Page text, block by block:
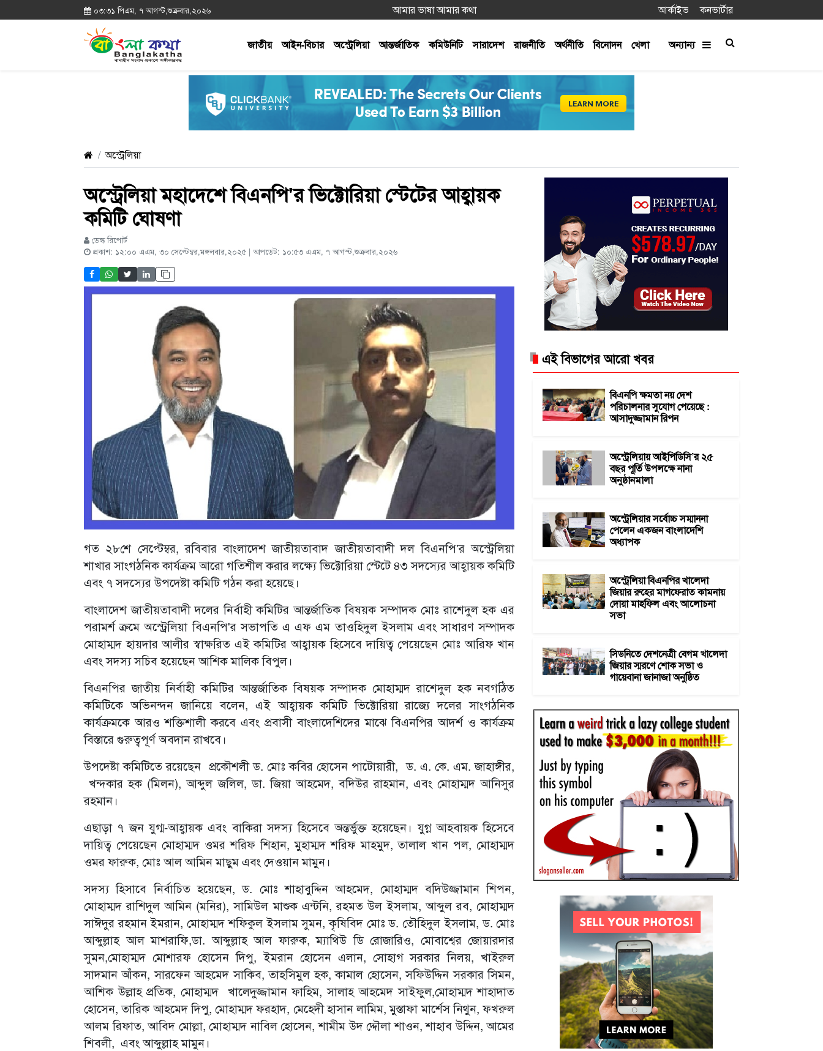
০৩:৩১ পিএম, ৭ আগস্ট,শুক্রবার,২০২৬ আমার ভাষা আমার কথা আর্কাইভ কনভার্টার
জাতীয় আইন-বিচার অস্ট্রেলিয়া আন্তর্জাতিক কমিউনিটি সারাদেশ রাজনীতি অর্থনীতি বিনোদন খেলা অন্যান্য
অস্ট্রেলিয়া
অস্ট্রেলিয়া মহাদেশে বিএনপি'র ভিক্টোরিয়া স্টেটের আহ্বায়ক
কমিটি ঘোষণা
ডেস্ক রিপোর্ট
প্রকাশ: ১২:০০ এএম, ৩০ সেপ্টেম্বর,মঙ্গলবার,২০২৫ | আপডেট: ১০:৫৩ এএম, ৭ আগস্ট,শুক্রবার,২০২৬
গত ২৮শে সেপ্টেম্বর, রবিবার বাংলাদেশ জাতীয়তাবাদ জাতীয়তাবাদী দল বিএনপি'র অস্ট্রেলিয়া
শাখার সাংগঠনিক কার্যক্রম আরো গতিশীল করার লক্ষ্যে ভিক্টোরিয়া স্টেটে ৪৩ সদস্যের আহ্বায়ক কমিটি
এবং ৭ সদস্যের উপদেষ্টা কমিটি গঠন করা হয়েছে।
বাংলাদেশ জাতীয়তাবাদী দলের নির্বাহী কমিটির আন্তর্জাতিক বিষয়ক সম্পাদক মোঃ রাশেদুল হক এর
পরামর্শ ক্রমে অস্ট্রেলিয়া বিএনপি'র সভাপতি এ এফ এম তাওহিদুল ইসলাম এবং সাধারণ সম্পাদক
মোহাম্মদ হায়দার আলীর স্বাক্ষরিত এই কমিটির আহ্বায়ক হিসেবে দায়িত্ব পেয়েছেন মোঃ আরিফ খান
এবং সদস্য সচিব হয়েছেন আশিক মালিক বিপুল।
বিএনপির জাতীয় নির্বাহী কমিটির আন্তর্জাতিক বিষয়ক সম্পাদক মোহাম্মদ রাশেদুল হক নবগঠিত
কমিটিকে অভিনন্দন জানিয়ে বলেন, এই আহ্বায়ক কমিটি ভিক্টোরিয়া রাজ্যে দলের সাংগঠনিক
কার্যক্রমকে আরও শক্তিশালী করবে এবং প্রবাসী বাংলাদেশিদের মাঝে বিএনপির আদর্শ ও কার্যক্রম
বিস্তারে গুরুত্বপূর্ণ অবদান রাখবে।
উপদেষ্টা কমিটিতে রয়েছেন প্রকৌশলী ড. মোঃ কবির হোসেন পাটোয়ারী, ড. এ. কে. এম. জাহাঙ্গীর,
খন্দকার হক (মিলন), আব্দুল জলিল, ডা. জিয়া আহমেদ, বদিউর রাহমান, এবং মোহাম্মদ আনিসুর
রহমান।
এছাড়া ৭ জন যুগ্ম-আহ্বায়ক এবং বাকিরা সদস্য হিসেবে অন্তর্ভুক্ত হয়েছেন। যুগ্ন আহবায়ক হিসেবে
দায়িত্ব পেয়েছেন মোহাম্মদ ওমর শরিফ শিহান, মুহাম্মদ শরিফ মাহমুদ, তালাল খান পল, মোহাম্মদ
ওমর ফারুক, মোঃ আল আমিন মাছুম এবং দেওয়ান মামুন।
সদস্য হিসাবে নির্বাচিত হয়েছেন, ড. মোঃ শাহাবুদ্দিন আহমেদ, মোহাম্মদ বদিউজ্জামান শিপন,
মোহাম্মদ রাশিদুল আমিন (মনির), সামিউল মাশুক এন্টনি, রহমত উল ইসলাম, আব্দুল রব, মোহাম্মদ
সাঈদুর রহমান ইমরান, মোহাম্মদ শফিকুল ইসলাম সুমন, কৃষিবিদ মোঃ ড. তৌহিদুল ইসলাম, ড. মোঃ
আব্দুল্লাহ আল মাশরাফি,ডা. আব্দুল্লাহ আল ফারুক, ম্যাথিউ ডি রোজারিও, মোবাশ্বের জোয়ারদার
সুমন,মোহাম্মদ মোশারফ হোসেন দিপু, ইমরান হোসেন এলান, সোহাগ সরকার নিলয়, খাইরুল
সাদমান আঁকন, সারফেন আহমেদ সাকিব, তাহসিমুল হক, কামাল হোসেন, সফিউদ্দিন সরকার সিমন,
আশিক উল্লাহ প্রতিক, মোহাম্মদ খালেদুজ্জামান ফাহিম, সালাহ আহমেদ সাইফুল,মোহাম্মদ শাহাদাত
হোসেন, তারিক আহমেদ দিপু, মোহাম্মদ ফরহাদ, মেহেদী হাসান লামিম, মুস্তাফা মার্শেস নিথুন, ফখরুল
আলম রিফাত, আবিদ মোল্লা, মোহাম্মদ নাবিল হোসেন, শামীম উদ দ্দৌলা শাওন, শাহাব উদ্দিন, আমের
শিবলী, এবং আব্দুল্লাহ মামুন।
এই বিভাগের আরো খবর
বিএনপি ক্ষমতা নয় দেশ
পরিচালনার সুযোগ পেয়েছে :
আসাদুজ্জামান রিপন
অস্ট্রেলিয়ায় আইপিডিসি’র ২৫
বছর পূর্তি উপলক্ষে নানা
অনুষ্ঠানমালা
অস্ট্রেলিয়ার সর্বোচ্চ সম্মাননা
পেলেন একজন বাংলাদেশি
অধ্যাপক
অস্ট্রেলিয়া বিএনপির খালেদা
জিয়ার রুহের মাগফেরাত কামনায়
দোয়া মাহফিল এবং আলোচনা
সভা
সিডনিতে দেশনেত্রী বেগম খালেদা
জিয়ার স্মরণে শোক সভা ও
গায়েবানা জানাজা অনুষ্ঠিত